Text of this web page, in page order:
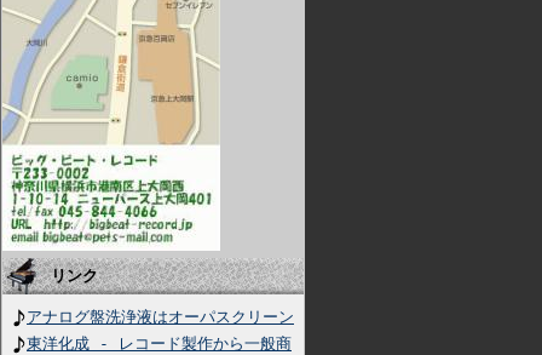
リンク
アナログ盤洗浄液はオーパスクリーン
東洋化成 - レコード製作から一般商